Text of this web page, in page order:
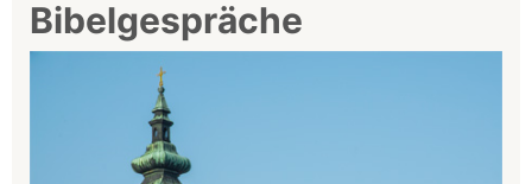
Bibelgespräche